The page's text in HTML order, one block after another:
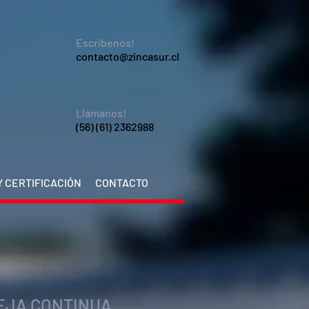
Escríbenos!
contacto@zincasur.cl
Llámanos!
(56) (61) 2362988
CERTIFICACIÓN CONTACTO
CONTINUA